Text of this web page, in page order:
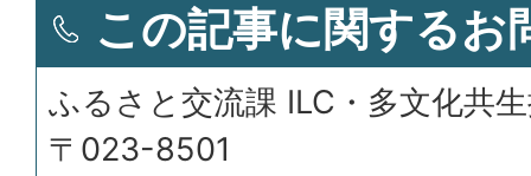
この記事に関するお
ふるさと交流課 ILC・多文化共
〒023-8501